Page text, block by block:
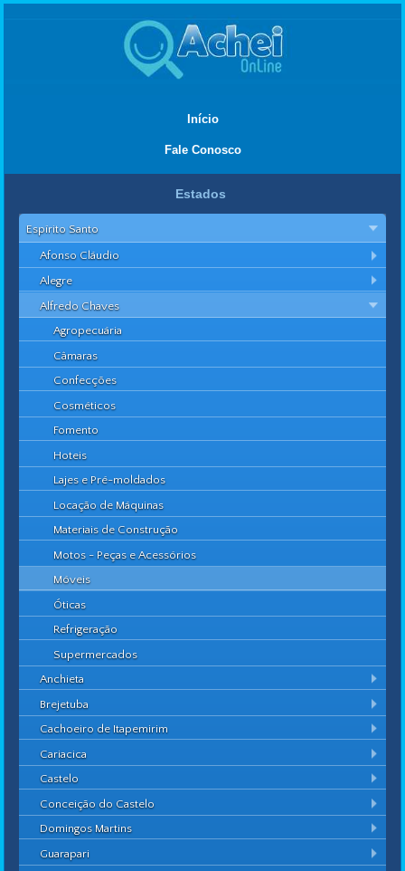
Início
Fale Conosco
Estados
Espírito Santo
Afonso Cláudio
Alegre
Alfredo Chaves
Agropecuária
Câmaras
Confecções
Cosméticos
Fomento
Hoteis
Lajes e Pré-moldados
Locação de Máquinas
Materiais de Construção
Motos - Peças e Acessórios
Móveis
Óticas
Refrigeração
Supermercados
Anchieta
Brejetuba
Cachoeiro de Itapemirim
Cariacica
Castelo
Conceição do Castelo
Domingos Martins
Guarapari